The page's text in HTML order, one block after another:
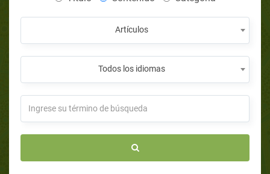
Artículos
Todos los idiomas